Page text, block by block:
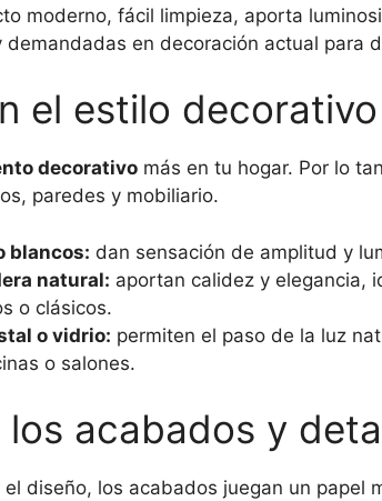
moderno, fácil limpieza, aporta
demandadas en decoración actual para
el estilo decorativo
decorativo más en tu hogar. Por lo
paredes y mobiliario.
blancos: dan sensación de amplitud y
natural: aportan calidez y elegancia,
o clásicos.
o vidrio: permiten el paso de la luz
o salones.
los acabados y
diseño, los acabados juegan un papel